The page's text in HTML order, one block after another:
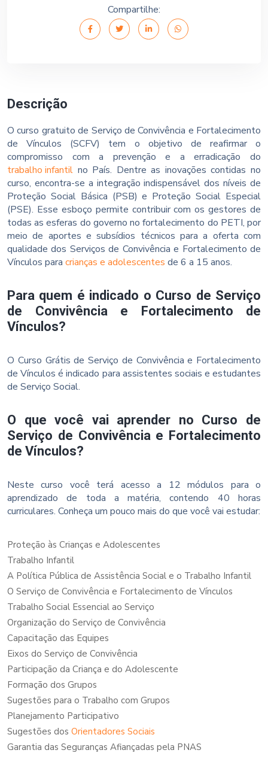
Descrição
O curso gratuito de Serviço de Convivência e Fortalecimento
de Vínculos (SCFV) tem o objetivo de reafirmar o
compromisso com a prevenção e a erradicação do
trabalho infantil no País. Dentre as inovações contidas no
curso, encontra-se a integração indispensável dos níveis de
Proteção Social Básica (PSB) e Proteção Social Especial
(PSE). Esse esboço permite contribuir com os gestores de
todas as esferas do governo no fortalecimento do PETI, por
meio de aportes e subsídios técnicos para a oferta com
qualidade dos Serviços de Convivência e Fortalecimento de
Vínculos para crianças e adolescentes de 6 a 15 anos.
Para quem é indicado o Curso de Serviço
de Convivência e Fortalecimento de
Vínculos?
O Curso Grátis de Serviço de Convivência e Fortalecimento
de Vínculos é indicado para assistentes sociais e estudantes
de Serviço Social.
O que você vai aprender no Curso de
Serviço de Convivência e Fortalecimento
de Vínculos?
Neste curso você terá acesso a 12 módulos para o
aprendizado de toda a matéria, contendo 40 horas
curriculares. Conheça um pouco mais do que você vai estudar:
Proteção às Crianças e Adolescentes
Trabalho Infantil
A Política Pública de Assistência Social e o Trabalho Infantil
O Serviço de Convivência e Fortalecimento de Vínculos
Trabalho Social Essencial ao Serviço
Organização do Serviço de Convivência
Capacitação das Equipes
Eixos do Serviço de Convivência
Participação da Criança e do Adolescente
Formação dos Grupos
Sugestões para o Trabalho com Grupos
Planejamento Participativo
Sugestões dos Orientadores Sociais
Garantia das Seguranças Afiançadas pela PNAS
Compartilhe: